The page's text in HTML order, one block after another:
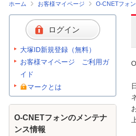
ホーム お客様マイページ O-CNETフォ
ログイン
大塚ID新規登録（無料）
お客様マイページ ご利用ガ
イド
マークとは
O-CNETフォンのメンテナ
ンス情報